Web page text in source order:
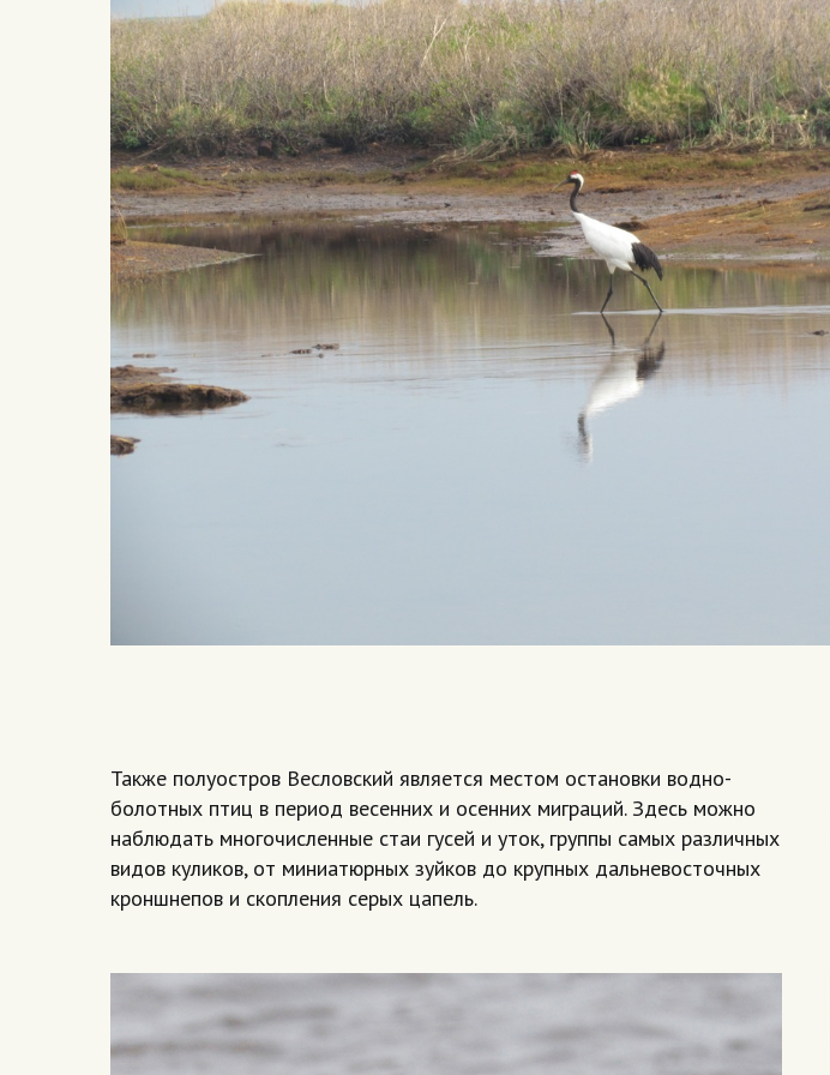
Также полуостров Весловский является местом остановки водно-
болотных птиц в период весенних и осенних миграций. Здесь можно
наблюдать многочисленные стаи гусей и уток, группы самых различных
видов куликов, от миниатюрных зуйков до крупных дальневосточных
кроншнепов и скопления серых цапель.